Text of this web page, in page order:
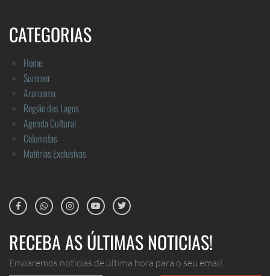
CATEGORIAS
Home
Summer
Araruama
Região dos Lagos
Agenda Cultural
Colunistas
Matérias Exclusivas
RECEBA AS ÚLTIMAS NOTICIAS!
Enviaremos noticias de última hora para o seu email.